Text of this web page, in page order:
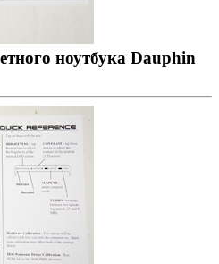
ноутбука Dauphin